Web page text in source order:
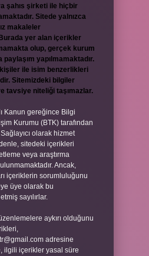
şahıs şirketi ile hiçbir
Sitede yalnızca
makaleler
yer alan içerikler
olup, gerçek kurum
yapılmamaktadır.
ile isim benzerlikleri
Sitemizdeki bilgiler
tavsiye niteliği taşımazlar.
Kanun gereğince Bilgi
Kurumu (BTK) tarafından
olarak hizmet
sitedeki içerikleri
veya araştırma
Ancak,
içeriklerin sorumluluğunu
üye olarak bu
sayılırlar.
aykırı olduğunu
adresine
ilgili içerikler yasal süre